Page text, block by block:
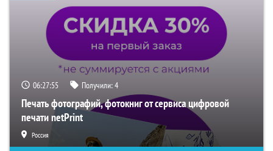
06:27:54 Получили:4
Печать фотографий, фотокниг от сервиса цифровой
печати netPrint
Россия